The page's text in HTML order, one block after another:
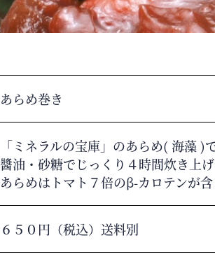
あらめ巻き
「ミネラルの宝庫」のあらめ( 海藻
醬油・砂糖でじっくり４時間炊き上げ
あらめはトマト７倍のβ-カロテンが
６５０円（税込）送料別